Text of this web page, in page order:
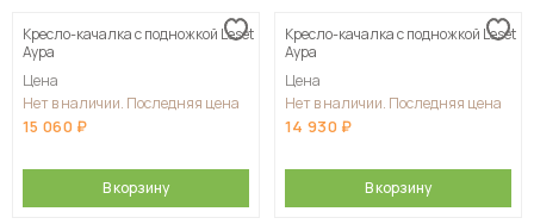
Кресло-качалка с подножкой Leset
Аура
Цена
Нет в наличии. Последняя цена
15 060
В корзину
Кресло-качалка с подножкой Leset
Аура
Цена
Нет в наличии. Последняя цена
14 930
В корзину